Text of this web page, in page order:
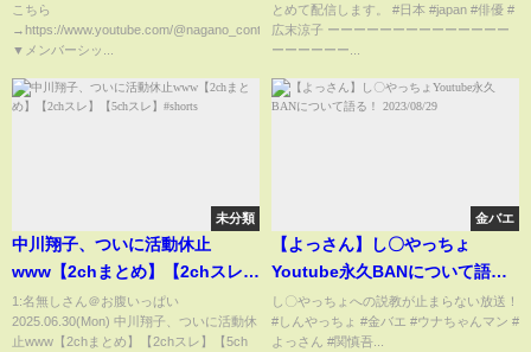
こちら
→https://www.youtube.com/@nagano_conte
▼メンバーシッ...
朝
とめて配信します。 #日本 #japan #俳優 #
広末涼子 ーーーーーーーーーーーーーー
ーーーーーー...
未分類
中川翔子、ついに活動休止
www【2chまとめ】【2chスレ】
【5chスレ】#shorts
1:名無しさん＠お腹いっぱい
2025.06.30(Mon) 中川翔子、ついに活動休
止www【2chまとめ】【2chスレ】【5ch
金バエ
【よっさん】し〇やっちょ
Youtube永久BANについて語
る！ 2023/08/29
し〇やっちょへの説教が止まらない放送！
#しんやっちょ #金バエ #ウナちゃんマン #
よっさん #関慎吾...